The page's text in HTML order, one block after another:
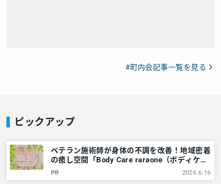
#町内会記事一覧を見る
ピックアップ
ベテラン施術師が身体の不調を改善！地域密着
の癒し空間「Body Care raraone（ボディケア
ララワン）」＠横浜市西区 – 神奈川・東京多
摩のご近所情報 – レアリア
PR 2026.6.16